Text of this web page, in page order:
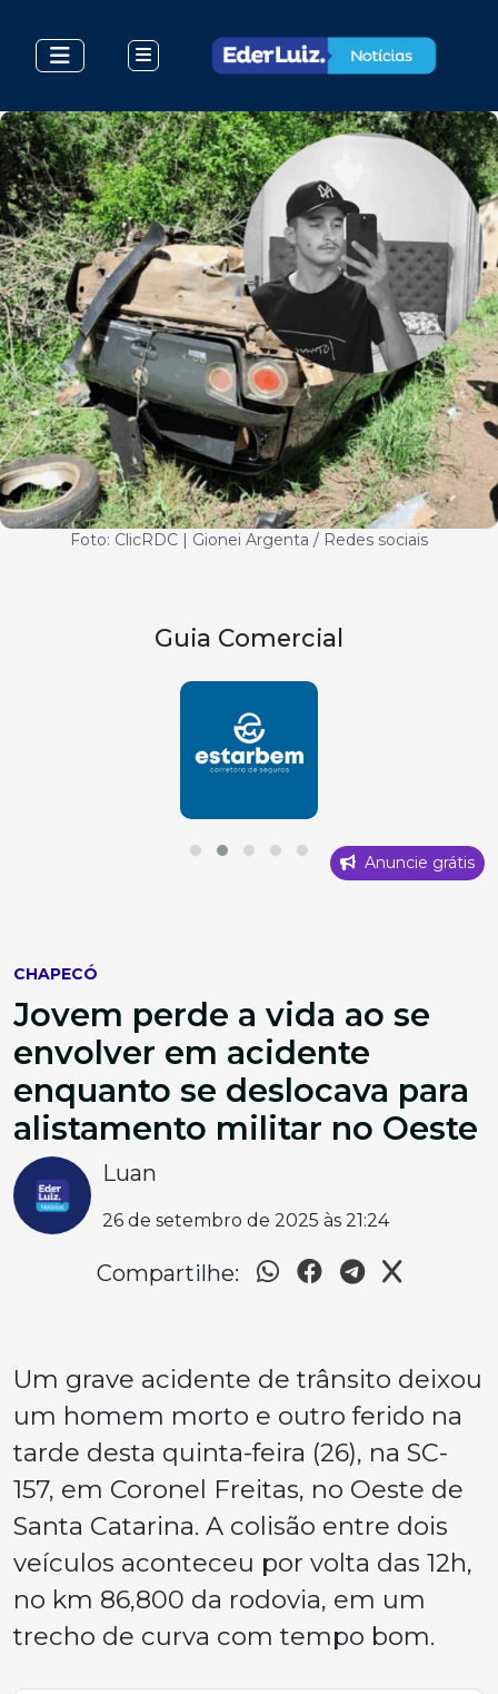
Foto: ClicRDC | Gionei Argenta / Redes sociais
Guia Comercial
Anuncie grátis
CHAPECÓ
Jovem perde a vida ao se
envolver em acidente
enquanto se deslocava para
alistamento militar no Oeste
Luan
26 de setembro de 2025 às 21:24
Compartilhe:
Um grave acidente de trânsito deixou
um homem morto e outro ferido na
tarde desta quinta-feira (26), na SC-
157, em Coronel Freitas, no Oeste de
Santa Catarina. A colisão entre dois
veículos aconteceu por volta das 12h,
no km 86,800 da rodovia, em um
trecho de curva com tempo bom.